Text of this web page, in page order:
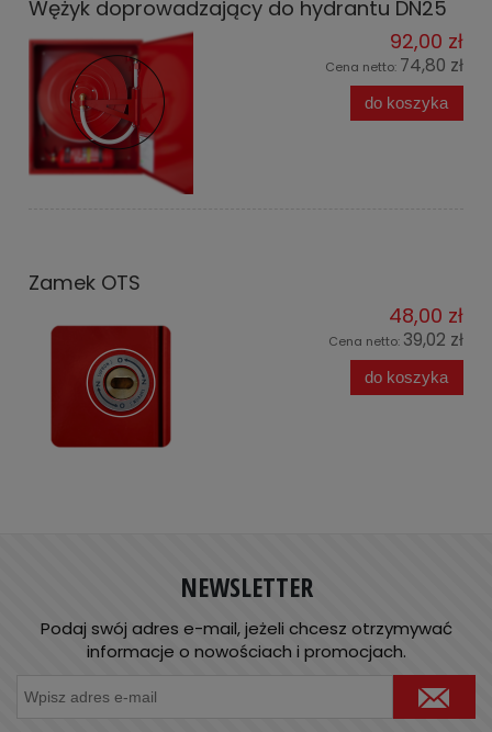
Wężyk doprowadzający do hydrantu DN25
92,00 zł
Cena netto: 74,80 zł
do koszyka
Zamek OTS
48,00 zł
Cena netto: 39,02 zł
do koszyka
NEWSLETTER
Podaj swój adres e-mail, jeżeli chcesz otrzymywać
informacje o nowościach i promocjach.